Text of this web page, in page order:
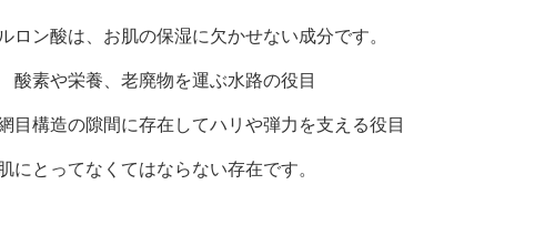
ロン酸は、お肌の保湿に欠かせない成分です。
素や栄養、老廃物を運ぶ水路の役目
目構造の隙間に存在してハリや弾力を支える役目
にとってなくてはならない存在です。